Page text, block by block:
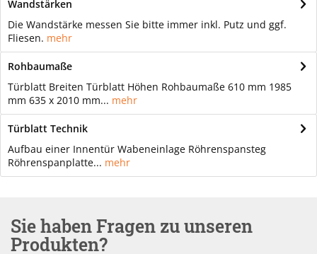
Wandstärken
Die Wandstärke messen Sie bitte immer inkl. Putz und ggf.
Fliesen. mehr
Rohbaumaße
Türblatt Breiten Türblatt Höhen Rohbaumaße 610 mm 1985
mm 635 x 2010 mm... mehr
Türblatt Technik
Aufbau einer Innentür Wabeneinlage Röhrenspansteg
Röhrenspanplatte... mehr
Sie haben Fragen zu unseren
Produkten?